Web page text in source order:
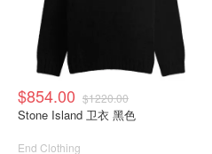
$854.00 $1220.00
Stone Island 卫衣 黑色
End Clothing